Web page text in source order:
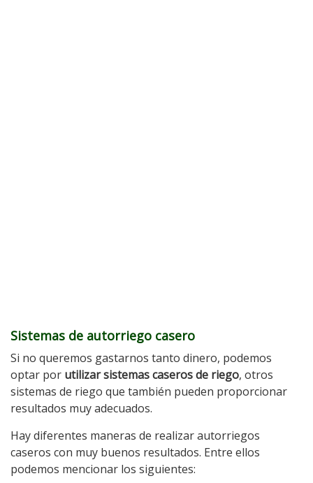
Sistemas de autorriego casero
Si no queremos gastarnos tanto dinero, podemos
optar por utilizar sistemas caseros de riego, otros
sistemas de riego que también pueden proporcionar
resultados muy adecuados.
Hay diferentes maneras de realizar autorriegos
caseros con muy buenos resultados. Entre ellos
podemos mencionar los siguientes: